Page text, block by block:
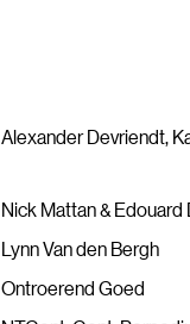
Alexander Devriendt,
Nick Mattan &
Lynn Van den Bergh
Ontroerend Goed